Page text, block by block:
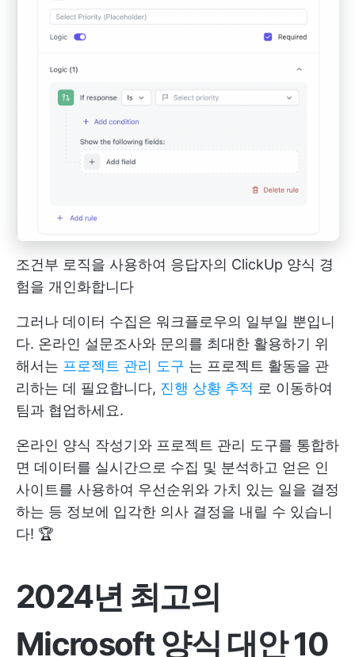
조건부 로직을 사용하여 응답자의 ClickUp 양식 경
험을 개인화합니다
그러나 데이터 수집은 워크플로우의 일부일 뿐입니
다. 온라인 설문조사와 문의를 최대한 활용하기 위
해서는 프로젝트 관리 도구 는 프로젝트 활동을 관
리하는 데 필요합니다, 진행 상황 추적 로 이동하여
팀과 협업하세요.
온라인 양식 작성기와 프로젝트 관리 도구를 통합하
면 데이터를 실시간으로 수집 및 분석하고 얻은 인
사이트를 사용하여 우선순위와 가치 있는 일을 결정
하는 등 정보에 입각한 의사 결정을 내릴 수 있습니
다! 🏆
2024년 최고의
Microsoft 양식 대안 10